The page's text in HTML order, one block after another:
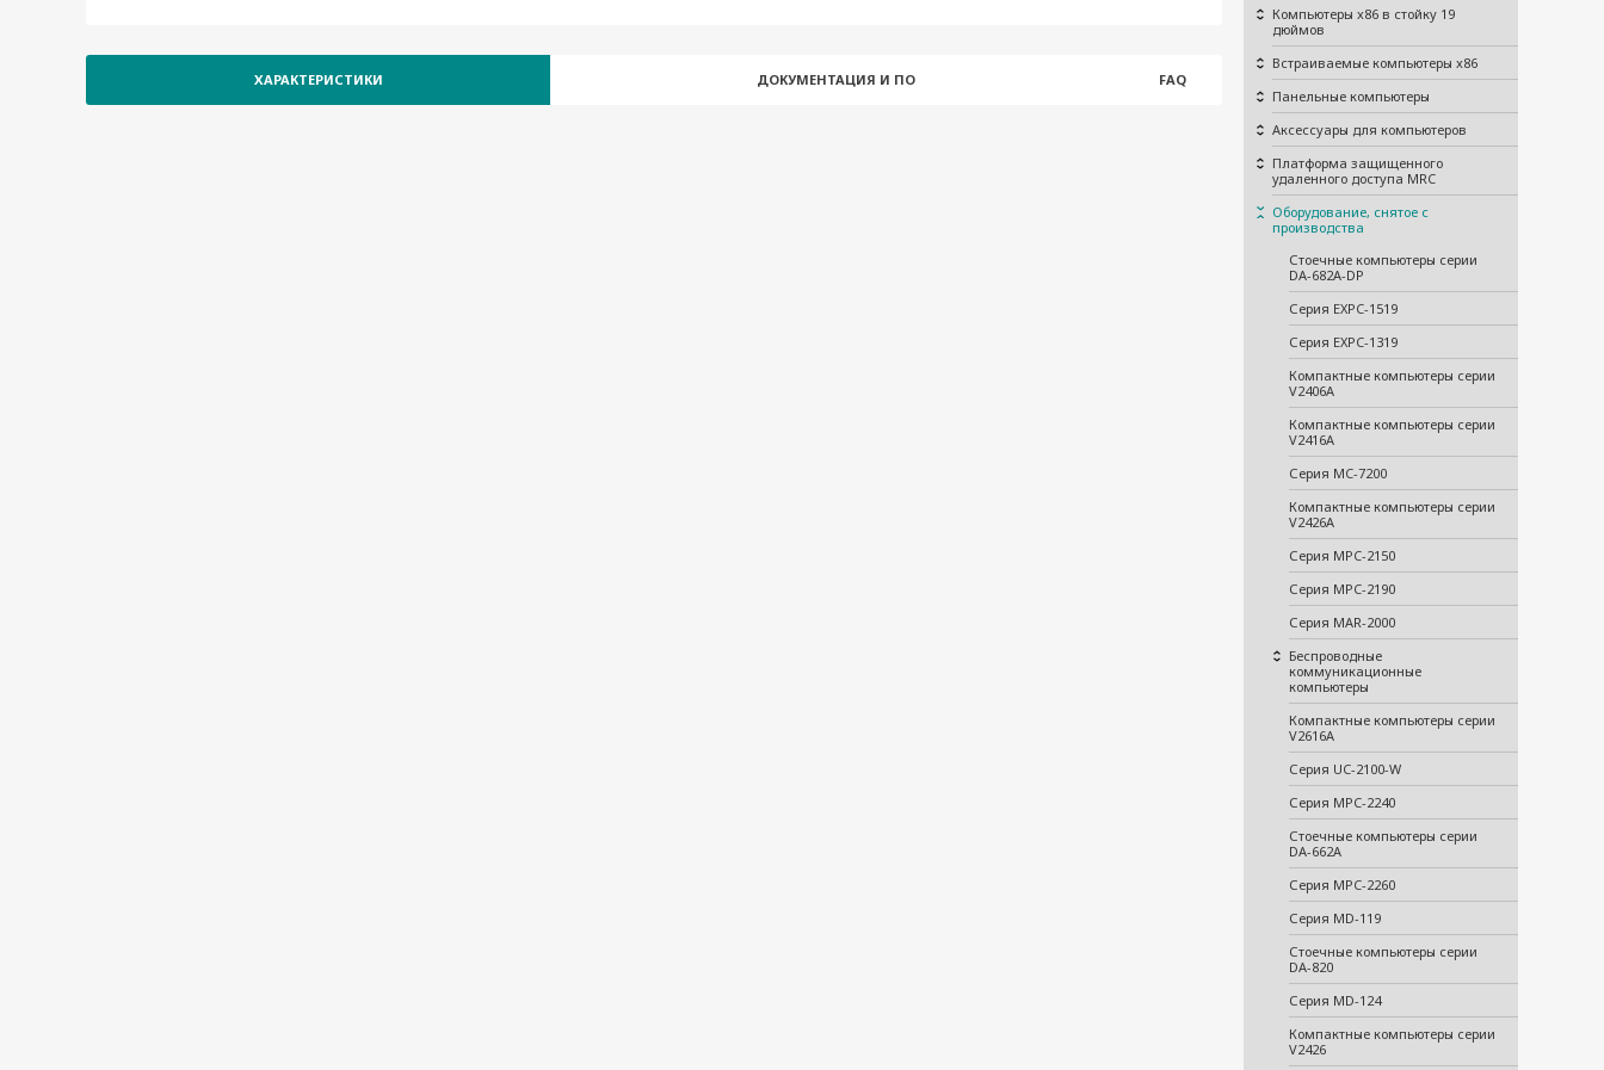
Компьютеры x86 в стойку 19
дюймов
Встраиваемые компьютеры x86
Панельные компьютеры
Аксессуары для компьютеров
Платформа защищенного
удаленного доступа MRC
Оборудование, снятое с
производства
Стоечные компьютеры серии
DA-682A-DP
Серия EXPC-1519
Серия EXPC-1319
Компактные компьютеры серии
V2406A
Компактные компьютеры серии
V2416A
Серия MC-7200
Компактные компьютеры серии
V2426A
Серия MPC-2150
Серия MPC-2190
Серия MAR-2000
Беспроводные
коммуникационные
компьютеры
Компактные компьютеры серии
V2616A
Серия UC-2100-W
Серия MPC-2240
Стоечные компьютеры серии
DA-662A
Серия MPC-2260
Серия MD-119
Стоечные компьютеры серии
DA-820
Серия MD-124
Компактные компьютеры серии
V2426
ХАРАКТЕРИСТИКИ ДОКУМЕНТАЦИЯ И ПО FAQ